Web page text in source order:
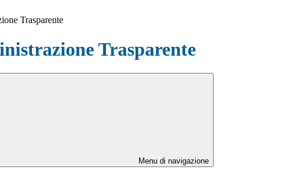
Trasparente
Trasparente
Menu di navigazione